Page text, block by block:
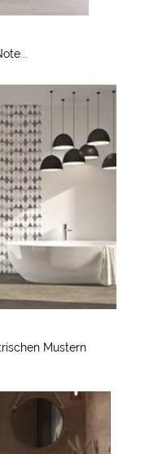
Mustern